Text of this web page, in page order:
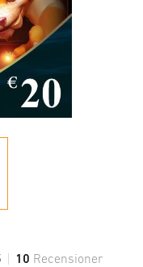
10 Recensioner